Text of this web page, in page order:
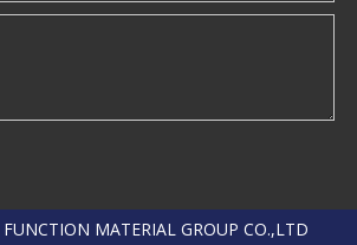
MATERIAL GROUP CO.,LTD